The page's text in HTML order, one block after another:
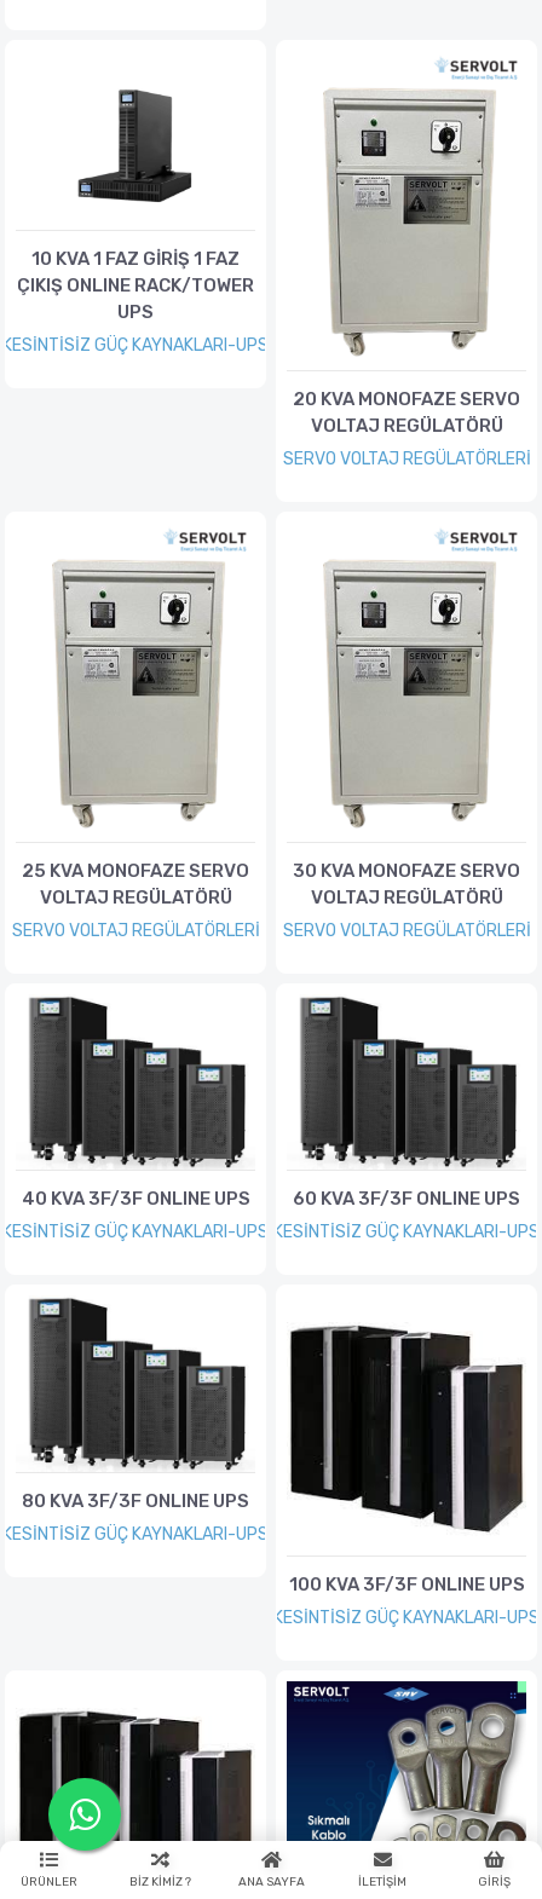
ÜRÜNLER BIZ KIMIZ ? ANA SAYFA İLETIŞIM GIRIŞ
10 KVA 1 FAZ GİRİŞ 1 FAZ
ÇIKIŞ ONLINE RACK/TOWER
UPS
KESİNTİSİZ GÜÇ KAYNAKLARI-UPS
20 KVA MONOFAZE SERVO
VOLTAJ REGÜLATÖRÜ
SERVO VOLTAJ REGÜLATÖRLERİ
25 KVA MONOFAZE SERVO
VOLTAJ REGÜLATÖRÜ
SERVO VOLTAJ REGÜLATÖRLERİ
30 KVA MONOFAZE SERVO
VOLTAJ REGÜLATÖRÜ
SERVO VOLTAJ REGÜLATÖRLERİ
40 KVA 3F/3F ONLINE UPS
KESİNTİSİZ GÜÇ KAYNAKLARI-UPS
60 KVA 3F/3F ONLINE UPS
KESİNTİSİZ GÜÇ KAYNAKLARI-UPS
80 KVA 3F/3F ONLINE UPS
KESİNTİSİZ GÜÇ KAYNAKLARI-UPS
100 KVA 3F/3F ONLINE UPS
KESİNTİSİZ GÜÇ KAYNAKLARI-UPS